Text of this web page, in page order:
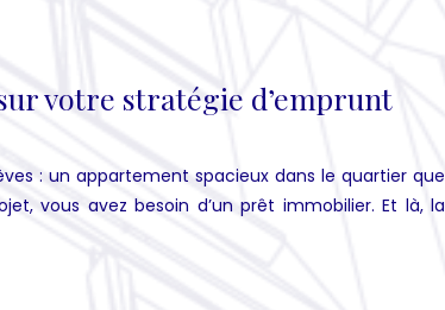
votre stratégie d’emprunt
: un appartement spacieux dans le quartier que
vous avez besoin d’un prêt immobilier. Et là, la